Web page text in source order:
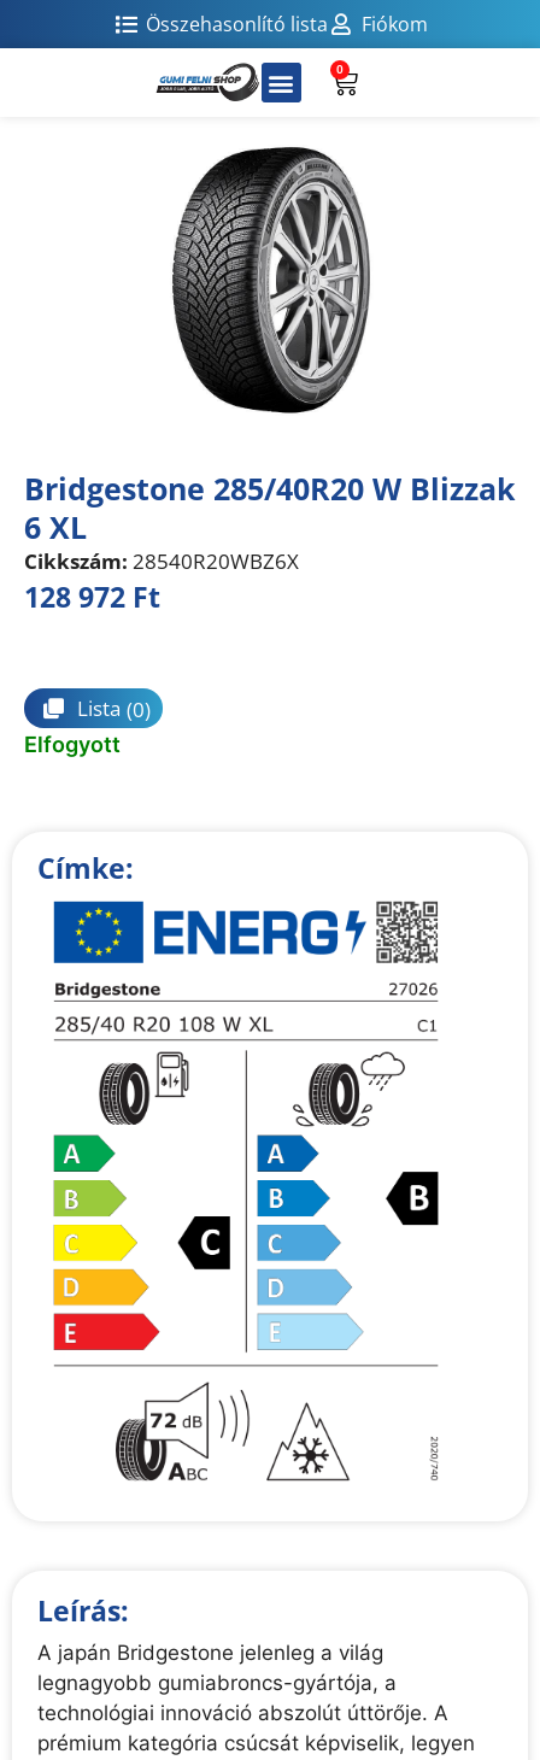
Összehasonlító lista Fiókom
0
Bridgestone 285/40R20 W Blizzak
6 XL
Cikkszám: 28540R20WBZ6X
128 972 Ft
Lista (0)
Elfogyott
Címke:
Leírás:
A japán Bridgestone jelenleg a világ
legnagyobb gumiabroncs-gyártója, a
technológiai innováció abszolút úttörője. A
prémium kategória csúcsát képviselik, legyen